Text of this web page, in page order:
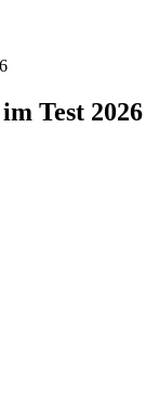
Test 2026